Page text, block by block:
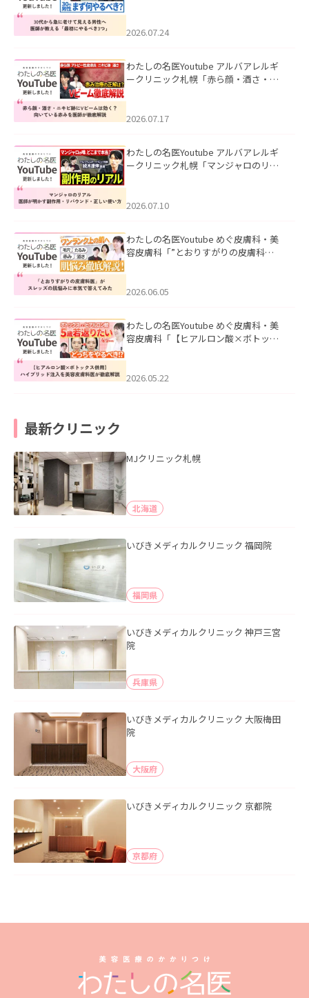
た。
2026.07.24
わたしの名医Youtube アルバアレルギ
ークリニック札幌「赤ら顔・酒さ・ニ
した。
2026.07.17
わたしの名医Youtube アルバアレルギ
ークリニック札幌「マンジャロのリア
た。
2026.07.10
わたしの名医Youtube めぐ皮膚科・美
容皮膚科「”とおりすがりの皮膚科
2026.06.05
わたしの名医Youtube めぐ皮膚科・美
容皮膚科「【ヒアルロン酸×ボトック
た。
2026.05.22
最新クリニック
MJクリニック札幌
北海道
いびきメディカルクリニック 福岡院
福岡県
いびきメディカルクリニック 神戸三宮
院
兵庫県
いびきメディカルクリニック 大阪梅田
院
大阪府
いびきメディカルクリニック 京都院
京都府